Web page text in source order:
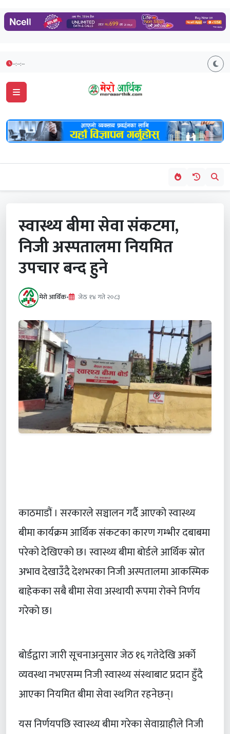
--:--:--
स्वास्थ्य बीमा सेवा संकटमा,
निजी अस्पतालमा नियमित
उपचार बन्द हुने
मेरो आर्थिक• जेठ १४ गते २०८३
काठमाडौं । सरकारले सञ्चालन गर्दै आएको स्वास्थ्य
बीमा कार्यक्रम आर्थिक संकटका कारण गम्भीर दबाबमा
परेको देखिएको छ। स्वास्थ्य बीमा बोर्डले आर्थिक स्रोत
अभाव देखाउँदै देशभरका निजी अस्पतालमा आकस्मिक
बाहेकका सबै बीमा सेवा अस्थायी रूपमा रोक्ने निर्णय
गरेको छ।
बोर्डद्वारा जारी सूचनाअनुसार जेठ १६ गतेदेखि अर्को
व्यवस्था नभएसम्म निजी स्वास्थ्य संस्थाबाट प्रदान हुँदै
आएका नियमित बीमा सेवा स्थगित रहनेछन्।
यस निर्णयपछि स्वास्थ्य बीमा गरेका सेवाग्राहीले निजी